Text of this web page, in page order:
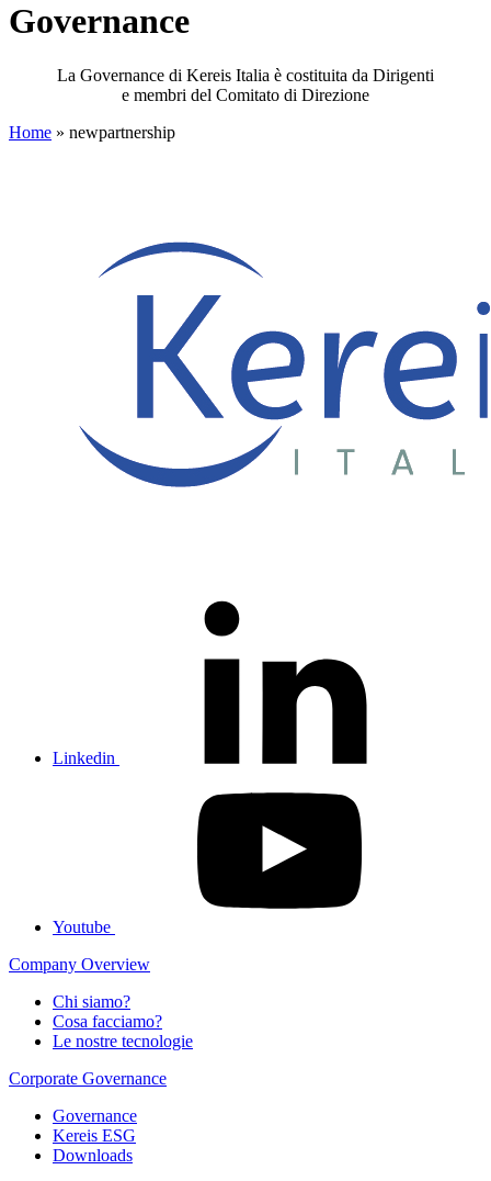
Governance
La Governance di Kereis Italia è costituita da Dirigenti
e membri del Comitato di Direzione
Home » newpartnership
Linkedin
Youtube
Company Overview
Chi siamo?
Cosa facciamo?
Le nostre tecnologie
Corporate Governance
Governance
Kereis ESG
Downloads